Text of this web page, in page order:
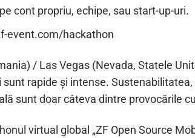
cont propriu, echipe, sau start-up-uri.
event.com/hackathon
/ Las Vegas (Nevada, Statele
rapide și intense.
sunt doar câteva dintre provocările
virtual global „ZF Open Source